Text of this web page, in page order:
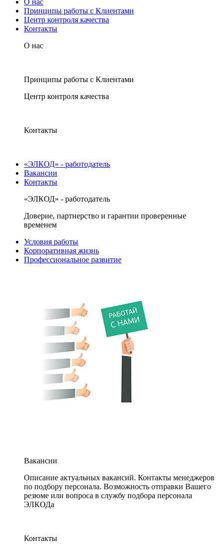
О нас
Принципы работы с Клиентами
Центр контроля качества
Контакты
О нас
Принципы работы с Клиентами
Центр контроля качества
Контакты
«ЭЛКОД» - работодатель
Вакансии
Контакты
«ЭЛКОД» - работодатель
Доверие, партнерство и гарантии проверенные
временем
Условия работы
Корпоративная жизнь
Профессиональное развитие
Вакансии
Описание актуальных вакансий. Контакты менеджеров
по подбору персонала. Возможность отправки Вашего
резюме или вопроса в службу подбора персонала
ЭЛКОДа
Контакты